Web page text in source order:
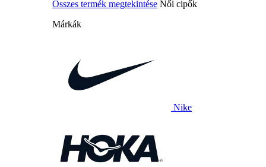
Összes termék megtekintése Női cipők
Márkák
Nike